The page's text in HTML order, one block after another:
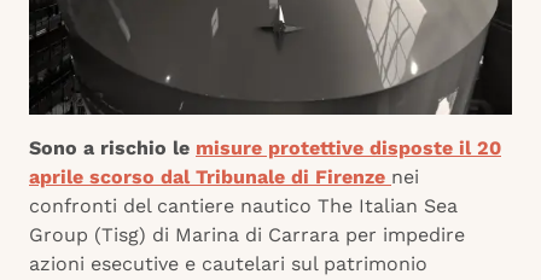
Sono a rischio le misure protettive disposte il 20
aprile scorso dal Tribunale di Firenze nei
confronti del cantiere nautico The Italian Sea
Group (Tisg) di Marina di Carrara per impedire
azioni esecutive e cautelari sul patrimonio